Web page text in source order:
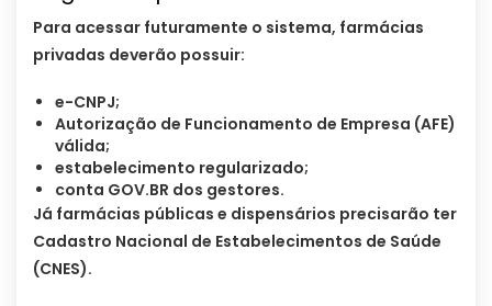
Para acessar futuramente o sistema, farmácias
privadas deverão possuir:
e-CNPJ;
Autorização de Funcionamento de Empresa (AFE)
válida;
estabelecimento regularizado;
conta GOV.BR dos gestores.
Já farmácias públicas e dispensários precisarão ter
Cadastro Nacional de Estabelecimentos de Saúde
(CNES).